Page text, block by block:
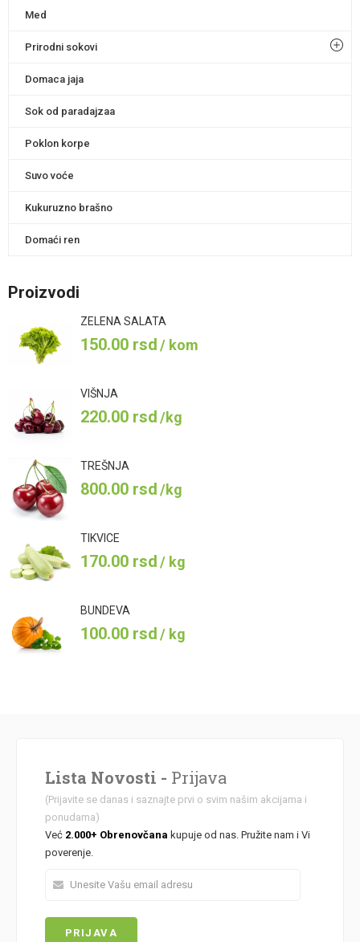
Med
Prirodni sokovi
Domaca jaja
Sok od paradajzaa
Poklon korpe
Suvo voće
Kukuruzno brašno
Domaći ren
Proizvodi
ZELENA SALATA
150.00 rsd/ kom
VIŠNJA
220.00 rsd/kg
TREŠNJA
800.00 rsd/kg
TIKVICE
170.00 rsd/ kg
BUNDEVA
100.00 rsd/ kg
Lista Novosti - Prijava
(Prijavite se danas i saznajte prvi o svim našim akcijama i
ponudama)
Već 2.000+ Obrenovčana kupuje od nas. Pružite nam i Vi
poverenje.